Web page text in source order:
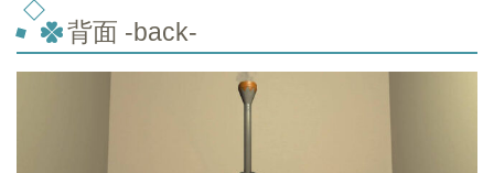
背面 -back-